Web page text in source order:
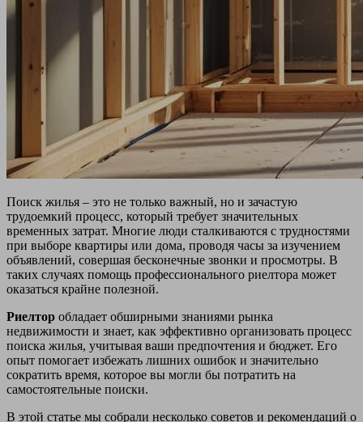
Поиск жилья – это не только важный, но и зачастую
трудоемкий процесс, который требует значительных
временных затрат. Многие люди сталкиваются с трудностями
при выборе квартиры или дома, проводя часы за изучением
объявлений, совершая бесконечные звонки и просмотры. В
таких случаях помощь профессионального риелтора может
оказаться крайне полезной.
Риелтор обладает обширными знаниями рынка
недвижимости и знает, как эффективно организовать процесс
поиска жилья, учитывая ваши предпочтения и бюджет. Его
опыт помогает избежать лишних ошибок и значительно
сократить время, которое вы могли бы потратить на
самостоятельные поиски.
В этой статье мы собрали несколько советов и рекомендаций о